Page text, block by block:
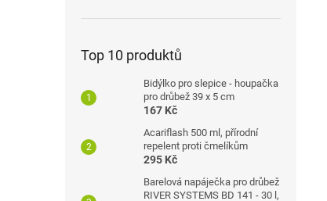
Top 10 produktů
Bidýlko pro slepice - houpačka
pro drůbež 39 x 5 cm
167 Kč
Acariflash 500 ml, přírodní
repelent proti čmelíkům
295 Kč
Barelová napáječka pro drůbež
RIVER SYSTEMS BD 141 - 30 l,